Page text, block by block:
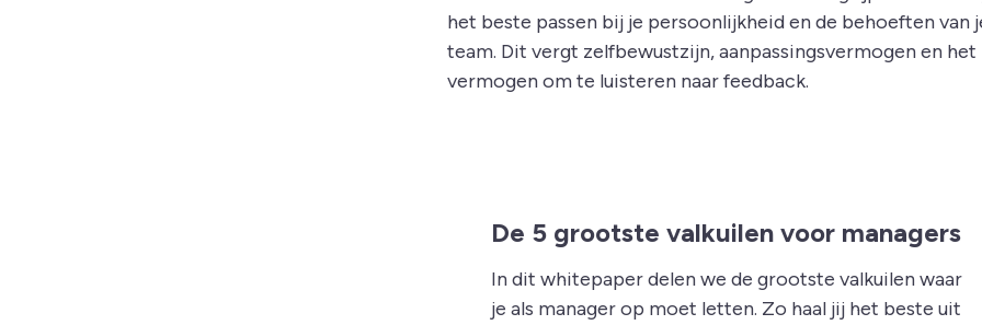
het beste passen bij je persoonlijkheid en de behoeften van
team. Dit vergt zelfbewustzijn, aanpassingsvermogen en het
vermogen om te luisteren naar feedback.
De 5 grootste valkuilen voor managers
In dit whitepaper delen we de grootste valkuilen waar
je als manager op moet letten. Zo haal jij het beste uit